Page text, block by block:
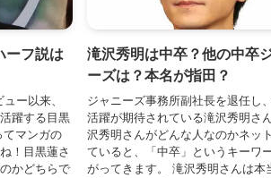
ーフ説は
ー以来、
躍する目黒
てマンガの
！目黒蓮さ
かどちらで
滝沢秀明は中卒？他の中卒
ーズは？本名が指田？
ジャニーズ事務所副社長を退任し
活躍が期待されている滝沢秀明さ
沢秀明さんがどんな人なのかネッ
ていると、「中卒」というキーワ
がってきます。 滝沢秀明さんは本